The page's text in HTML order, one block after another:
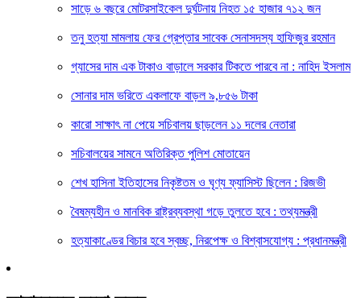
সাড়ে ৬ বছরে মোটরসাইকেল দুর্ঘটনায় নিহত ১৫ হাজার ৭১২ জন
তনু হত্যা মামলায় ফের গ্রেপ্তার সাবেক সেনাসদস্য হাফিজুর রহমান
গ্যাসের দাম এক টাকাও বাড়ালে সরকার টিকতে পারবে না : নাহিদ ইসলাম
সোনার দাম ভরিতে একলাফে বাড়ল ৯,৮৫৬ টাকা
কারো সাক্ষাৎ না পেয়ে সচিবালয় ছাড়লেন ১১ দলের নেতারা
সচিবালয়ের সামনে অতিরিক্ত পুলিশ মোতায়েন
শেখ হাসিনা ইতিহাসের নিকৃষ্টতম ও ঘৃণ্য ফ্যাসিস্ট ছিলেন : রিজভী
বৈষম্যহীন ও মানবিক রাষ্ট্রব্যবস্থা গড়ে তুলতে হবে : তথ্যমন্ত্রী
হত্যাকাণ্ডের বিচার হবে স্বচ্ছ, নিরপেক্ষ ও বিশ্বাসযোগ্য : প্রধানমন্ত্রী